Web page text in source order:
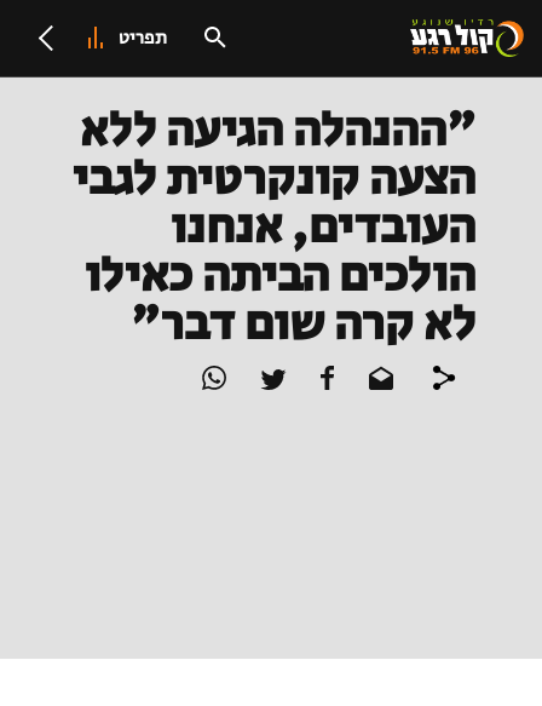
תפריט
"ההנהלה הגיעה ללא
הצעה קונקרטית לגבי
העובדים, אנחנו
הולכים הביתה כאילו
לא קרה שום דבר"